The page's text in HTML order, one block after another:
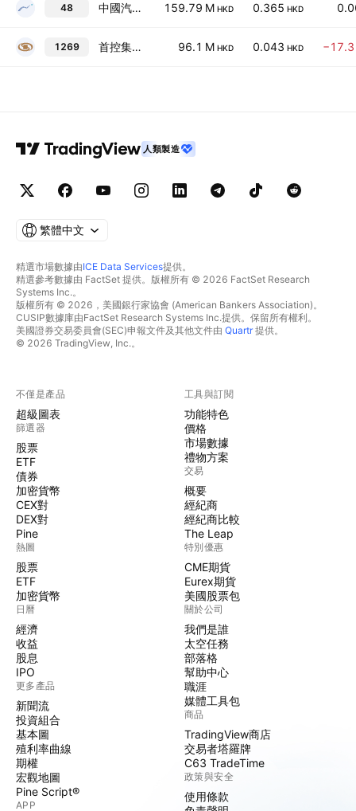
48 中國汽車內飾 159.79 M HKD 0.365 HKD
1269 首控集團 96.1 M HKD 0.043 HKD
人類製造
繁體中文
精選市場數據由ICE Data Services提供。
精選參考數據由 FactSet 提供。版權所有 © 2026 FactSet Research
Systems Inc.。
版權所有 © 2026，美國銀行家協會 (American Bankers Association)。
CUSIP數據庫由FactSet Research Systems Inc.提供。保留所有權利。
美國證券交易委員會(SEC)申報文件及其他文件由 Quartr提供。
© 2026 TradingView, Inc.。
不僅是產品
超級圖表
篩選器
股票
ETF
債券
加密貨幣
CEX對
DEX對
Pine
熱圖
股票
ETF
加密貨幣
日曆
經濟
收益
股息
IPO
更多產品
新聞流
投資組合
基本圖
殖利率曲線
期權
宏觀地圖
Pine Script®
APP
工具與訂閱
功能特色
價格
市場數據
禮物方案
交易
概要
經紀商
經紀商比較
The Leap
特別優惠
CME期貨
Eurex期貨
美國股票包
關於公司
我們是誰
太空任務
部落格
幫助中心
職涯
媒體工具包
商品
TradingView商店
交易者塔羅牌
C63 TradeTime
政策與安全
使用條款